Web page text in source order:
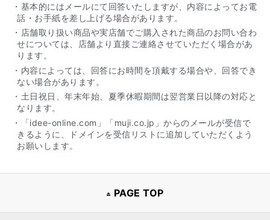
・基本的にはメールにて回答いたしますが、内容によってお電
話・お手紙を差し上げる場合があります。
・店舗取り扱い商品や実店舗でご購入された商品のお問い合わ
せについては、店舗より直接ご連絡させていただく場合があ
ります。
・内容によっては、回答にお時間を頂戴する場合や、回答でき
ない場合があります。
・土日祝日、年末年始、夏季休暇期間は翌営業日以降の対応と
なります。
・「idee-online.com」「muji.co.jp」からのメールが受信で
きるように、ドメインを受信リストに追加していただくよう
お願いします。
PAGE TOP